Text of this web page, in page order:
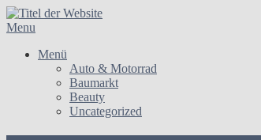
Skip
to
Menu
Menü
Auto & Motorrad
Baumarkt
Beauty
Uncategorized